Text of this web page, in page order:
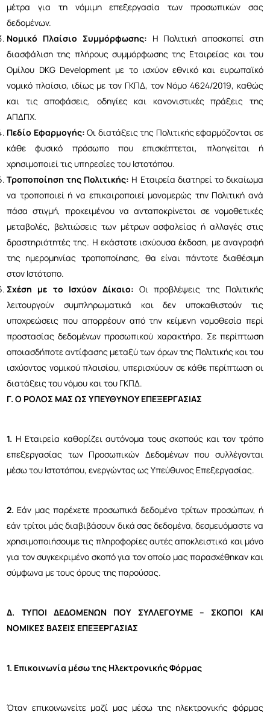
μέτρα για τη νόμιμη επεξεργασία των προσωπικών σας
δεδομένων.
Νομικό Πλαίσιο Συμμόρφωσης: Η Πολιτική αποσκοπεί στη
διασφάλιση της πλήρους συμμόρφωσης της Εταιρείας και του
Ομίλου DKG Development με το ισχύον εθνικό και ευρωπαϊκό
νομικό πλαίσιο, ιδίως με τον ΓΚΠΔ, τον Νόμο 4624/2019, καθώς
και τις αποφάσεις, οδηγίες και κανονιστικές πράξεις της
ΑΠΔΠΧ.
Πεδίο Εφαρμογής: Οι διατάξεις της Πολιτικής εφαρμόζονται σε
κάθε φυσικό πρόσωπο που επισκέπτεται, πλοηγείται ή
χρησιμοποιεί τις υπηρεσίες του Ιστοτόπου.
Τροποποίηση της Πολιτικής: Η Εταιρεία διατηρεί το δικαίωμα
να τροποποιεί ή να επικαιροποιεί μονομερώς την Πολιτική ανά
πάσα στιγμή, προκειμένου να ανταποκρίνεται σε νομοθετικές
μεταβολές, βελτιώσεις των μέτρων ασφαλείας ή αλλαγές στις
δραστηριότητές της. Η εκάστοτε ισχύουσα έκδοση, με αναγραφή
της ημερομηνίας τροποποίησης, θα είναι πάντοτε διαθέσιμη
στον Ιστότοπο.
Σχέση με το Ισχύον Δίκαιο: Οι προβλέψεις της Πολιτικής
λειτουργούν συμπληρωματικά και δεν υποκαθιστούν τις
υποχρεώσεις που απορρέουν από την κείμενη νομοθεσία περί
προστασίας δεδομένων προσωπικού χαρακτήρα. Σε περίπτωση
οποιασδήποτε αντίφασης μεταξύ των όρων της Πολιτικής και του
ισχύοντος νομικού πλαισίου, υπερισχύουν σε κάθε περίπτωση οι
διατάξεις του νόμου και του ΓΚΠΔ.
Γ. Ο ΡΟΛΟΣ ΜΑΣ ΩΣ ΥΠΕΥΘΥΝΟΥ ΕΠΕΞΕΡΓΑΣΙΑΣ
1. Η Εταιρεία καθορίζει αυτόνομα τους σκοπούς και τον τρόπο
επεξεργασίας των Προσωπικών Δεδομένων που συλλέγονται
μέσω του Ιστοτόπου, ενεργώντας ως Υπεύθυνος Επεξεργασίας.
2. Εάν μας παρέχετε προσωπικά δεδομένα τρίτων προσώπων, ή
εάν τρίτοι μάς διαβιβάσουν δικά σας δεδομένα, δεσμευόμαστε να
χρησιμοποιήσουμε τις πληροφορίες αυτές αποκλειστικά και μόνο
για τον συγκεκριμένο σκοπό για τον οποίο μας παρασχέθηκαν και
σύμφωνα με τους όρους της παρούσας.
Δ. ΤΥΠΟΙ ΔΕΔΟΜΕΝΩΝ ΠΟΥ ΣΥΛΛΕΓΟΥΜΕ – ΣΚΟΠΟΙ ΚΑΙ
ΝΟΜΙΚΕΣ ΒΑΣΕΙΣ ΕΠΕΞΕΡΓΑΣΙΑΣ
1. Επικοινωνία μέσω της Ηλεκτρονικής Φόρμας
Όταν επικοινωνείτε μαζί μας μέσω της ηλεκτρονικής φόρμας